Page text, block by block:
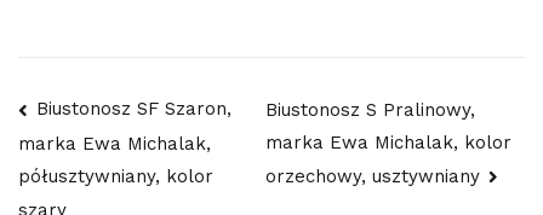
Nawigacja
wpisu
Biustonosz SF Szaron,
marka Ewa Michalak,
półusztywniany, kolor
szary
Biustonosz S Pralinowy,
marka Ewa Michalak, kolor
orzechowy, usztywniany